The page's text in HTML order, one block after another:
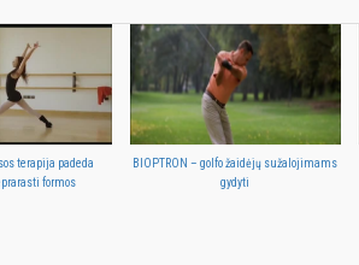
terapija padeda
formos
BIOPTRON – golfo žaidėjų sužalojimams
gydyti